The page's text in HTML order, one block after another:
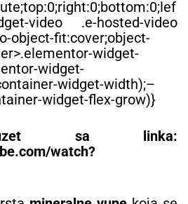
video .e-hosted-video
object-fit:cover;object-
widget-
widget-
widget-width);–
widget-flex-grow)}
sa linka:
watch?